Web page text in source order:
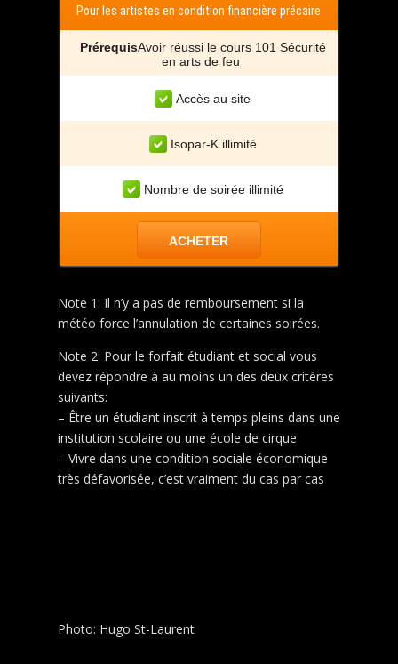
Pour les artistes en condition financière précaire
PrérequisAvoir réussi le cours 101 Sécurité
en arts de feu
Accès au site
Isopar-K illimité
Nombre de soirée illimité
ACHETER
Note 1: Il n’y a pas de remboursement si la
météo force l’annulation de certaines soirées.
Note 2: Pour le forfait étudiant et social vous
devez répondre à au moins un des deux critères
suivants:
– Être un étudiant inscrit à temps pleins dans une
institution scolaire ou une école de cirque
– Vivre dans une condition sociale économique
très défavorisée, c’est vraiment du cas par cas
Photo: Hugo St-Laurent